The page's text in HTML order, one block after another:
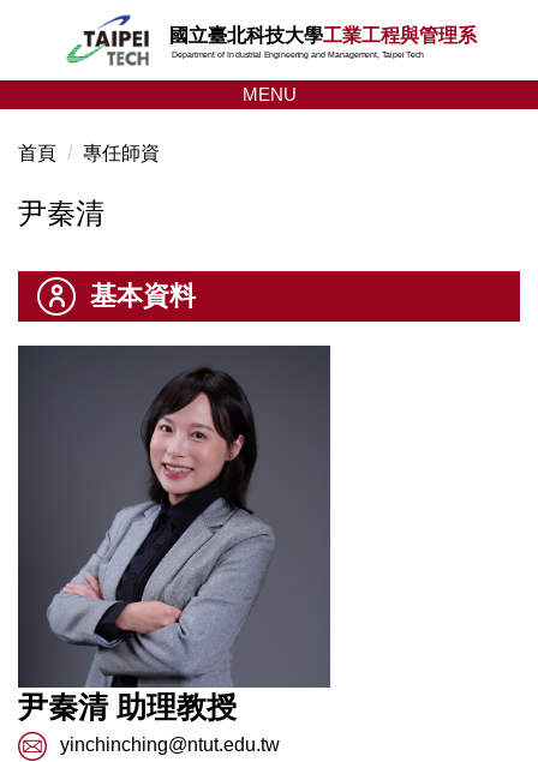
主
要
容
國立臺北科技大學工業工程與管理系
Department of Industrial Engineering and Management, Taipei Tech
MENU
首頁 專任師資
尹秦清
基本資料
尹秦清助理教授
yinchinching@ntut.edu.tw